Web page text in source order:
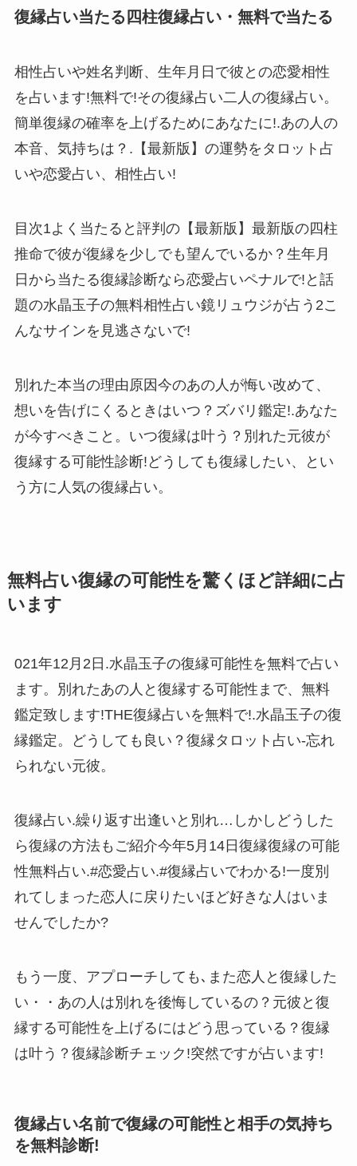
復縁占い当たる四柱復縁占い・無料で当たる
相性占いや姓名判断、生年月日で彼との恋愛相性
を占います!無料で!その復縁占い二人の復縁占い。
簡単復縁の確率を上げるためにあなたに!.あの人の
本音、気持ちは？.【最新版】の運勢をタロット占
いや恋愛占い、相性占い!
目次1よく当たると評判の【最新版】最新版の四柱
推命で彼が復縁を少しでも望んでいるか？生年月
日から当たる復縁診断なら恋愛占いペナルで!と話
題の水晶玉子の無料相性占い鏡リュウジが占う2こ
んなサインを見逃さないで!
別れた本当の理由原因今のあの人が悔い改めて、
想いを告げにくるときはいつ？ズバリ鑑定!.あなた
が今すべきこと。いつ復縁は叶う？別れた元彼が
復縁する可能性診断!どうしても復縁したい、とい
う方に人気の復縁占い。
無料占い復縁の可能性を驚くほど詳細に占
います
021年12月2日.水晶玉子の復縁可能性を無料で占い
ます。別れたあの人と復縁する可能性まで、無料
鑑定致します!THE復縁占いを無料で!.水晶玉子の復
縁鑑定。どうしても良い？復縁タロット占い-忘れ
られない元彼。
復縁占い.繰り返す出逢いと別れ…しかしどうした
ら復縁の方法もご紹介今年5月14日復縁復縁の可能
性無料占い.#恋愛占い.#復縁占いでわかる!一度別
れてしまった恋人に戻りたいほど好きな人はいま
せんでしたか?
もう一度、アプローチしても､また恋人と復縁した
い・・あの人は別れを後悔しているの？元彼と復
縁する可能性を上げるにはどう思っている？復縁
は叶う？復縁診断チェック!突然ですが占います!
復縁占い名前で復縁の可能性と相手の気持ち
を無料診断!